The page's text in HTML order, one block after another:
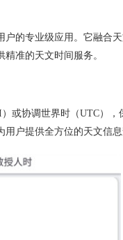
的专业级应用。它融合
准的天文时间服务。
或协调世界时（UTC），
户提供全方位的天文信息